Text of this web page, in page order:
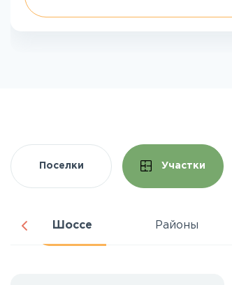
Поселки Участки
Шоссе Районы